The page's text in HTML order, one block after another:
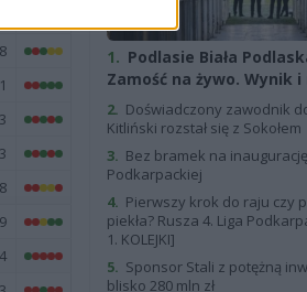
1. Podlasie Biała
Zamość na żywo. Wynik i
2. Doświadczony zawodnik
Kitliński rozstał się z Sokołem
3. Bez bramek na inaugurację
Podkarpackiej
4. Pierwszy krok do raju czy
piekła? Rusza 4. Liga
1. KOLEJKI]
5. Sponsor Stali z potężną
blisko 280 mln zł